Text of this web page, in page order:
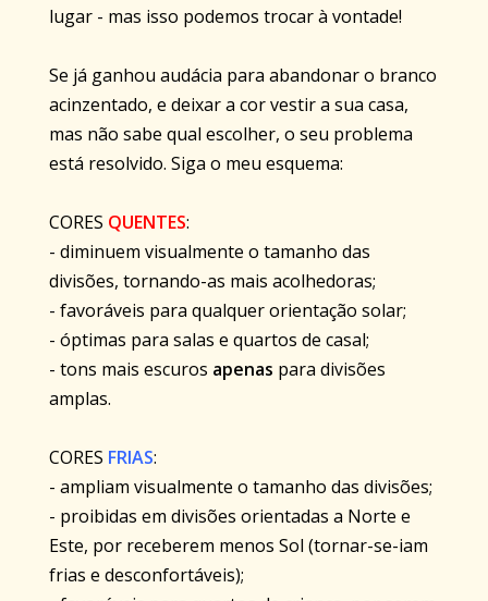
lugar - mas isso podemos trocar à vontade!
Se já ganhou audácia para abandonar o branco
acinzentado, e deixar a cor vestir a sua casa,
mas não sabe qual escolher, o seu problema
está resolvido. Siga o meu esquema:
CORES QUENTES:
- diminuem visualmente o tamanho das
divisões, tornando-as mais acolhedoras;
- favoráveis para qualquer orientação solar;
- óptimas para salas e quartos de casal;
- tons mais escuros apenas para divisões
amplas.
CORES FRIAS:
- ampliam visualmente o tamanho das divisões;
- proibidas em divisões orientadas a Norte e
Este, por receberem menos Sol (tornar-se-iam
frias e desconfortáveis);